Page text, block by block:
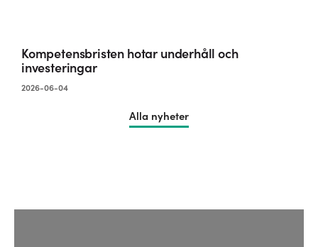
Kompetensbristen hotar underhåll och
investeringar
2026-06-04
Alla nyheter